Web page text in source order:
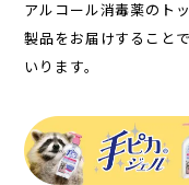
アルコール消毒薬のト
製品をお届けすること
いります。